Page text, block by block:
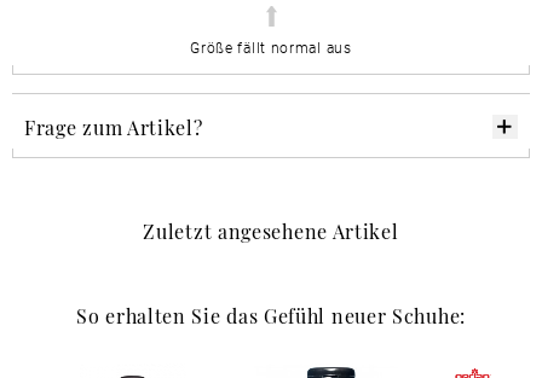
Größe fällt normal aus
Frage zum Artikel?
Zuletzt angesehene Artikel
So erhalten Sie das Gefühl neuer Schuhe: